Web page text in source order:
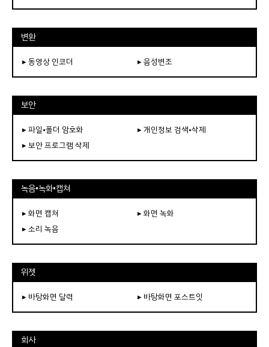
변환
▸ 동영상 인코더 ▸ 음성변조
보안
▸ 파일•폴더 암호화
▸ 개인정보 검색•삭제
▸ 보안 프로그램 삭제
녹음•녹화•캡쳐
▸ 화면 캡쳐
▸ 화면 녹화
▸ 소리 녹음
위젯
▸ 바탕화면 달력 ▸ 바탕화면 포스트잇
회사